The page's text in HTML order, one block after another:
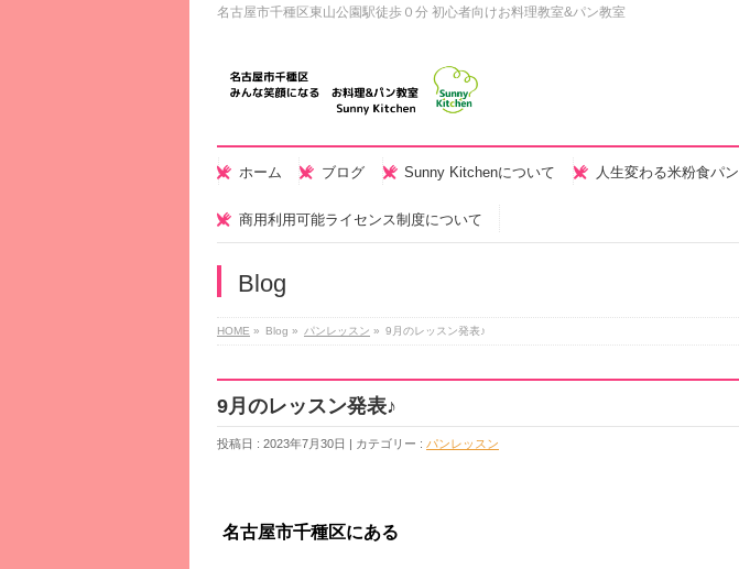
名古屋市千種区東山公園駅徒歩０分 初心者向けお料理教室&パン教室
ホーム ブログ Sunny Kitchenについて 人生変わる米粉食パン
商用利用可能ライセンス制度について
Blog
HOME » Blog » パンレッスン » 9月のレッスン発表♪
9月のレッスン発表♪
投稿日 : 2023年7月30日 | カテゴリー : パンレッスン
名古屋市千種区にある